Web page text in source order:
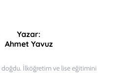
Yazar:
Ahmet Yavuz
doğdu. İlköğretim ve lise eğitimini